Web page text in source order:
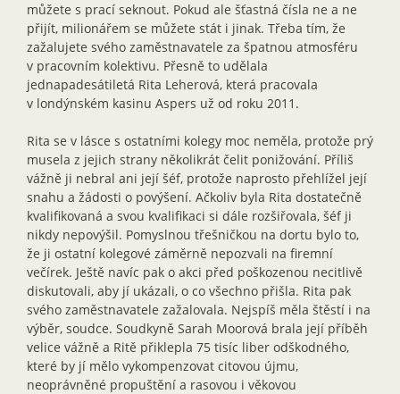
můžete s prací seknout. Pokud ale šťastná čísla ne a ne
přijít, milionářem se můžete stát i jinak. Třeba tím, že
zažalujete svého zaměstnavatele za špatnou atmosféru
v pracovním kolektivu. Přesně to udělala
jednapadesátiletá Rita Leherová, která pracovala
v londýnském kasinu Aspers už od roku 2011.
Rita se v lásce s ostatními kolegy moc neměla, protože prý
musela z jejich strany několikrát čelit ponižování. Příliš
vážně ji nebral ani její šéf, protože naprosto přehlížel její
snahu a žádosti o povýšení. Ačkoliv byla Rita dostatečně
kvalifikovaná a svou kvalifikaci si dále rozšiřovala, šéf ji
nikdy nepovýšil. Pomyslnou třešničkou na dortu bylo to,
že ji ostatní kolegové záměrně nepozvali na firemní
večírek. Ještě navíc pak o akci před poškozenou necitlivě
diskutovali, aby jí ukázali, o co všechno přišla. Rita pak
svého zaměstnavatele zažalovala. Nejspíš měla štěstí i na
výběr, soudce. Soudkyně Sarah Moorová brala její příběh
velice vážně a Ritě přiklepla 75 tisíc liber odškodného,
které by jí mělo vykompenzovat citovou újmu,
neoprávněné propuštění a rasovou i věkovou